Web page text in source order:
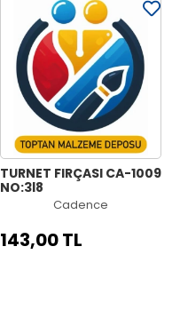
TURNET FIRÇASI CA-1009
NO:3|8
Cadence
143,00 TL